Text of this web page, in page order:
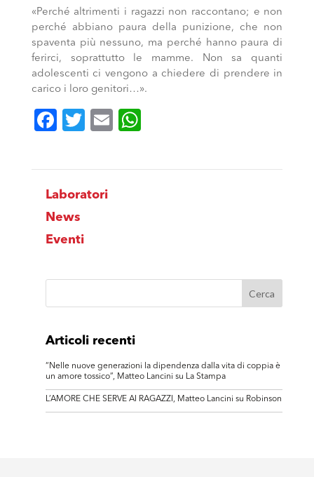
«Perché altrimenti i ragazzi non raccontano; e non
perché abbiano paura della punizione, che non
spaventa più nessuno, ma perché hanno paura di
ferirci, soprattutto le mamme. Non sa quanti
adolescenti ci vengono a chiedere di prendere in
carico i loro genitori…».
Facebook
Twitter
Email
Laboratori
News
Eventi
Articoli recenti
“Nelle nuove generazioni la dipendenza dalla vita di coppia è
un amore tossico”, Matteo Lancini su La Stampa
L’AMORE CHE SERVE AI RAGAZZI, Matteo Lancini su Robinson